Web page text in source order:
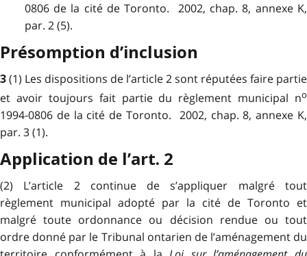
0806 de la cité de Toronto. 2002, chap. 8, annexe K,
par. 2 (5).
Présomption d’inclusion
3 (1) Les dispositions de l’article 2 sont réputées faire partie
et avoir toujours fait partie du règlement municipal no
1994-0806 de la cité de Toronto. 2002, chap. 8, annexe K,
par. 3 (1).
Application de l’art. 2
(2) L’article 2 continue de s’appliquer malgré tout
règlement municipal adopté par la cité de Toronto et
malgré toute ordonnance ou décision rendue ou tout
ordre donné par le Tribunal ontarien de l’aménagement du